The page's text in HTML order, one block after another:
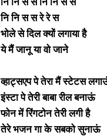
नि नि स स रे रे स
भोले से दिल क्यों लगाया है
ये मैं जानू या वो जाने
व्हाट्सएप पे तेरा मैं स्टेटस
इंस्टा पे तेरी बाबा रील बनाऊं
फोन में रिंगटोन तेरी लगी है
तेरे भजन गा के सबको सुनाऊं